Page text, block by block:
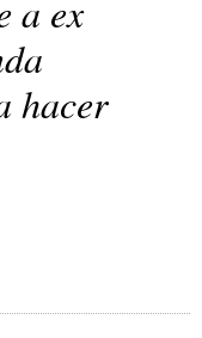
a ex
hacer